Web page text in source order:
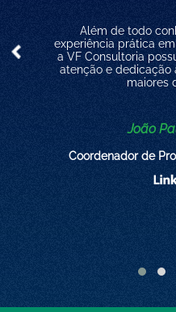
Além de todo
experiência prática em
a VF Consultoria
atenção e dedicação
maiores
João
Coordenador de